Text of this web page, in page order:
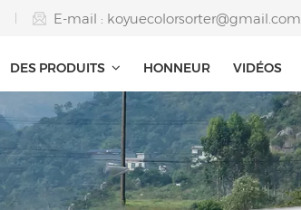
E-mail : koyuecolorsorter@gmail.com
DES PRODUITS HONNEUR VIDÉOS